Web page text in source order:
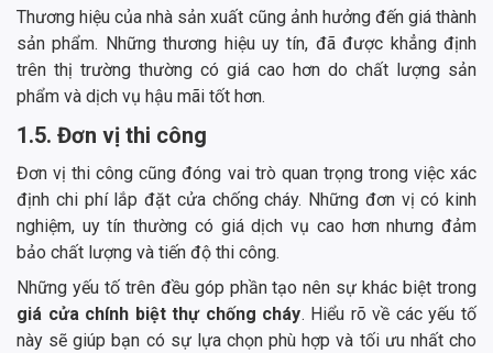
Thương hiệu của nhà sản xuất cũng ảnh hưởng đến giá thành
sản phẩm. Những thương hiệu uy tín, đã được khẳng định
trên thị trường thường có giá cao hơn do chất lượng sản
phẩm và dịch vụ hậu mãi tốt hơn.
1.5. Đơn vị thi công
Đơn vị thi công cũng đóng vai trò quan trọng trong việc xác
định chi phí lắp đặt cửa chống cháy. Những đơn vị có kinh
nghiệm, uy tín thường có giá dịch vụ cao hơn nhưng đảm
bảo chất lượng và tiến độ thi công.
Những yếu tố trên đều góp phần tạo nên sự khác biệt trong
giá cửa chính biệt thự chống cháy. Hiểu rõ về các yếu tố
này sẽ giúp bạn có sự lựa chọn phù hợp và tối ưu nhất cho